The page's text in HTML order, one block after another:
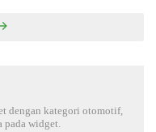
dengan kategori otomotif,
pada widget.